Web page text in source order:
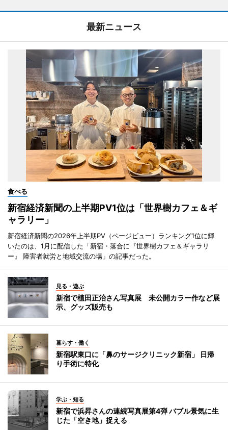
最新ニュース
食べる
新宿経済新聞の上半期PV1位は「世界樹カフェ＆ギ
ャラリー」
新宿経済新聞の2026年上半期PV（ページビュー）ランキング1位に輝
いたのは、1月に配信した「新宿・落合に『世界樹カフェ＆ギャラリ
ー』 障害者就労と地域交流の場」の記事だった。
見る・遊ぶ
新宿で植田正治さん写真展 未公開カラー作など展
示、グッズ販売も
暮らす・働く
新宿駅東口に「鼻のサージクリニック新宿」 日帰
り手術に特化
学ぶ・知る
新宿で浜昇さんの連続写真展第4弾 バブル景気に生
じた「空き地」捉える